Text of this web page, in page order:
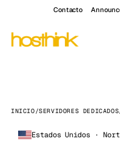
Contacto
INICIO/SERVIDORES DEDICADOS
Estados Unidos ·